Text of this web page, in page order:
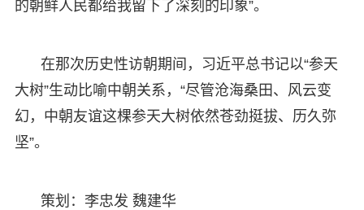
的朝鲜人民都给我留下了深刻的印象”。
在那次历史性访朝期间，习近平总书记以“参天
大树”生动比喻中朝关系，“尽管沧海桑田、风云变
幻，中朝友谊这棵参天大树依然苍劲挺拔、历久弥
坚”。
策划：李忠发 魏建华